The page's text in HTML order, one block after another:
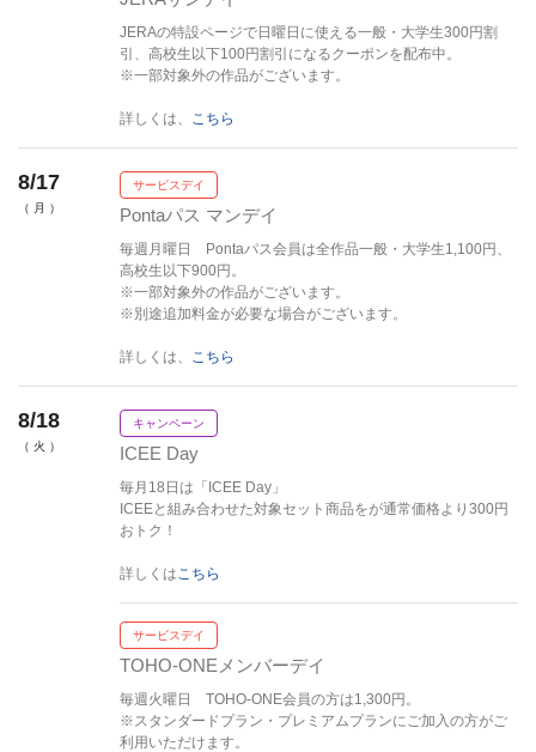
JERAの特設ページで日曜日に使える一般・大学生300円割
引、高校生以下100円割引になるクーポンを配布中。
※一部対象外の作品がございます。
詳しくは、 こちら
8/17
（ 月 ）
サービスデイ
Pontaパス マンデイ
毎週月曜日 Pontaパス会員は全作品一般・大学生1,100円、
高校生以下900円。
※一部対象外の作品がございます。
※別途追加料金が必要な場合がございます。
詳しくは、 こちら
8/18
（ 火 ）
キャンペーン
ICEE Day
毎月18日は「ICEE Day」
ICEEと組み合わせた対象セット商品をが通常価格より300円
おトク！
詳しくはこちら
サービスデイ
TOHO-ONEメンバーデイ
毎週火曜日 TOHO-ONE会員の方は1,300円。
※スタンダードプラン・プレミアムプランにご加入の方がご
利用いただけます。